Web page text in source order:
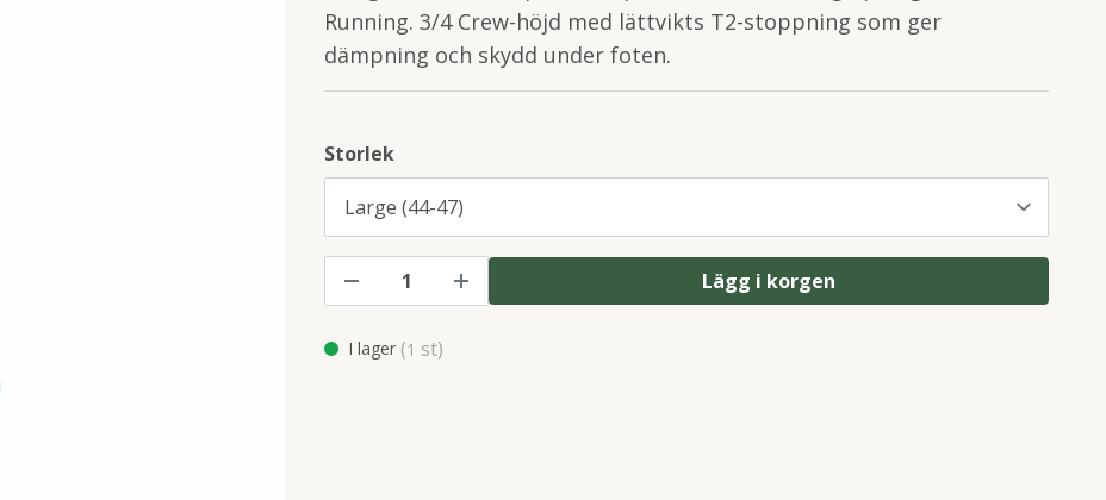
Running. 3/4 Crew-höjd med lättvikts T2-stoppning som ger
dämpning och skydd under foten.
Storlek
Lägg i korgen
I lager (1 st)